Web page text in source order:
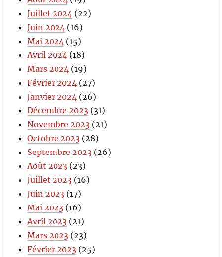
Juillet 2024 (22)
Juin 2024 (16)
Mai 2024 (15)
Avril 2024 (18)
Mars 2024 (19)
Février 2024 (27)
Janvier 2024 (26)
Décembre 2023 (31)
Novembre 2023 (21)
Octobre 2023 (28)
Septembre 2023 (26)
Août 2023 (23)
Juillet 2023 (16)
Juin 2023 (17)
Mai 2023 (16)
Avril 2023 (21)
Mars 2023 (23)
Février 2023 (25)